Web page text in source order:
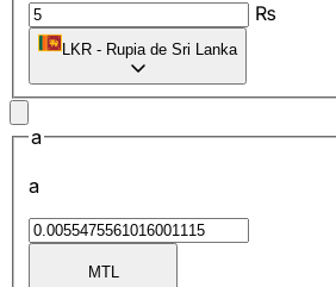
₨
LKR - Rupia de Sri Lanka
a
a
MTL